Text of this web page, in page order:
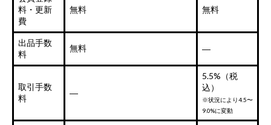
料・更新
費
無料 無料
出品手数
料
無料 ―
取引手数
料
―
5.5%（税
込）
※状況により4.5〜
9.0%に変動